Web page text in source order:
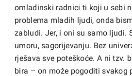
omladinski radnici ti koji u sebi
problema mladih ljudi, onda
zabludi. Jer, i oni su samo ljudi.
umoru, sagorijevanju. Bez
rješava sve poteškoće. A ni tzv.
bira – on može pogoditi svakog